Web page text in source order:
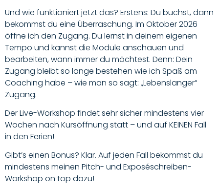
Und wie funktioniert jetzt das? Erstens: Du buchst, dann
bekommst du eine Überraschung. Im Oktober 2026
öffne ich den Zugang. Du lernst in deinem eigenen
Tempo und kannst die Module anschauen und
bearbeiten, wann immer du möchtest. Denn: Dein
Zugang bleibt so lange bestehen wie ich Spaß am
Coaching habe – wie man so sagt: „Lebenslanger“
Zugang.
Der Live-Workshop findet sehr sicher mindestens vier
Wochen nach Kursöffnung statt – und auf KEINEN Fall
in den Ferien!
Gibt’s einen Bonus? Klar. Auf jeden Fall bekommst du
mindestens meinen Pitch- und Exposéschreiben-
Workshop on top dazu!